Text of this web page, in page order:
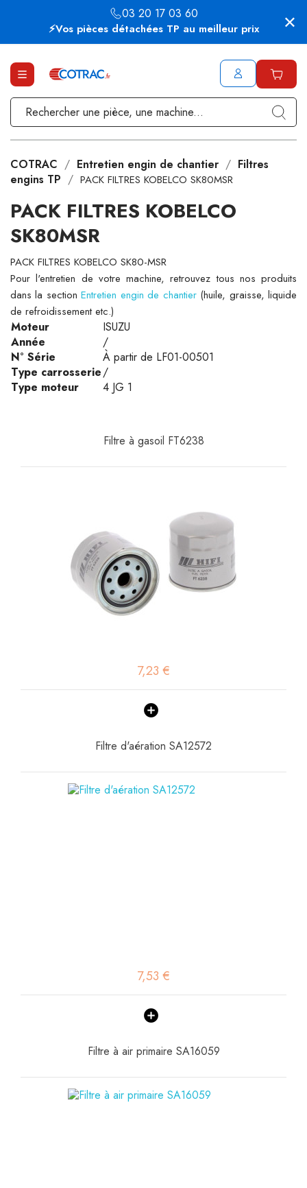
⚡Vos pièces détachées TP au meilleur prix
03 20 17 03 60
COTRAC Entretien engin de chantier
Filtres
engins TP
PACK FILTRES KOBELCO SK80MSR
PACK FILTRES KOBELCO
SK80MSR
PACK FILTRES KOBELCO SK80-MSR
Pour l'entretien de votre machine, retrouvez tous nos produits
dans la sectionEntretien engin de chantier(huile, graisse, liquide
de refroidissement etc.)
Moteur
ISUZU
Année
/
N° Série
À partir de LF01-00501
Type carrosserie/
Type moteur
4 JG 1
Filtre à gasoil FT6238
7,23 €
Filtre d'aération SA12572
7,53 €
Filtre à air primaire SA16059